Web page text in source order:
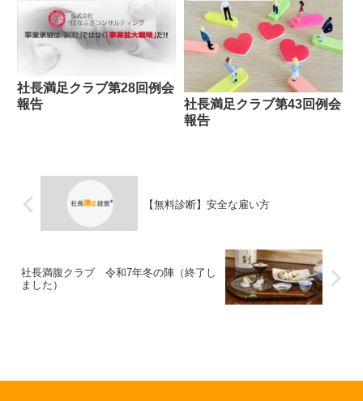
社長満足クラブ第28回例会
報告
社長満足クラブ第43回例会
報告
【無料診断】安全な雇い方
社長満腹クラブ 令和7年冬の陣（終了し
ました）